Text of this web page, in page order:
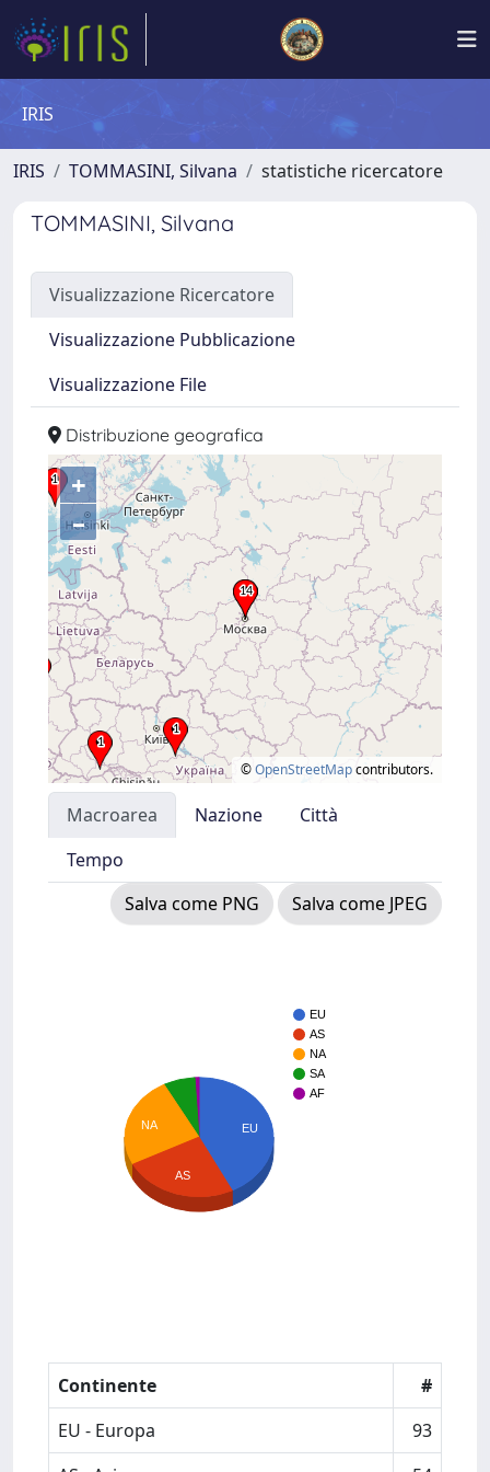
IRIS
IRIS TOMMASINI, Silvana statistiche ricercatore
TOMMASINI, Silvana
Visualizzazione Ricercatore
Visualizzazione Pubblicazione
Visualizzazione File
Distribuzione geografica
+
–
©OpenStreetMapcontributors.
Macroarea Nazione
Città
Tempo
Salva come PNG
Salva come JPEG
EU
AS
NA
SA
AF
EU
NA
AS
Continente
#
EU - Europa
93